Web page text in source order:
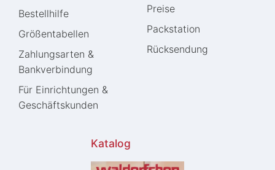
Bestellhilfe
Größentabellen
Zahlungsarten &
Bankverbindung
Für Einrichtungen &
Geschäftskunden
Preise
Packstation
Rücksendung
Katalog